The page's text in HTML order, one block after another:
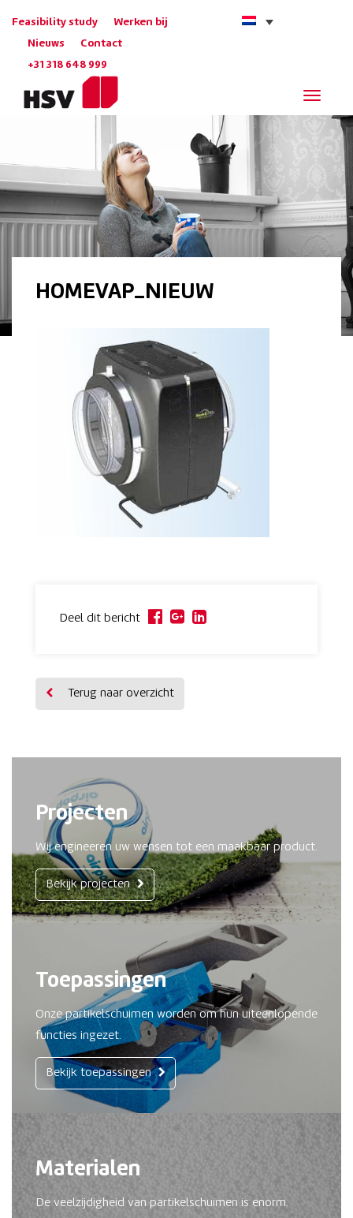
Feasibility study Werken bij
Nieuws Contact
+31 318 648 999
HOMEVAP_NIEUW
Deel dit bericht
Terug naar overzicht
Projecten
Wij engineeren uw wensen tot een maakbaar product.
Bekijk projecten
Toepassingen
Onze partikelschuimen worden om hun uiteenlopende
functies ingezet.
Bekijk toepassingen
Materialen
De veelzijdigheid van partikelschuimen is enorm.